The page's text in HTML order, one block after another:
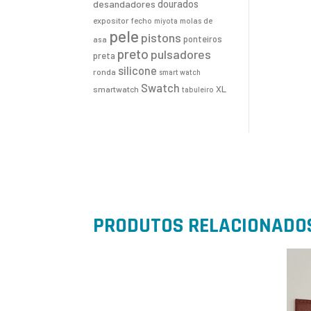
desandadores dourados
expositor fecho miyota molas de
asa pele pistons ponteiros
preta preto pulsadores
ronda silicone smart watch
smartwatch Swatch tabuleiro XL
PRODUTOS